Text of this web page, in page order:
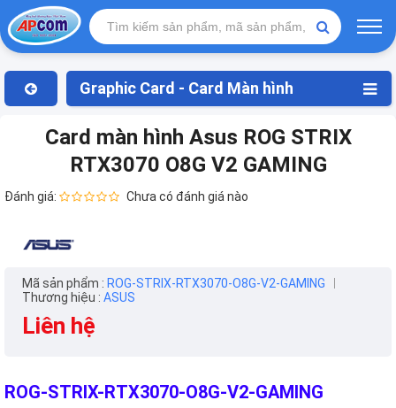
Graphic Card - Card Màn hình
Card màn hình Asus ROG STRIX
RTX3070 O8G V2 GAMING
Đánh giá: Chưa có đánh giá nào
Mã sản phẩm : ROG-STRIX-RTX3070-O8G-V2-GAMING
Thương hiệu : ASUS
Liên hệ
ROG-STRIX-RTX3070-O8G-V2-GAMING